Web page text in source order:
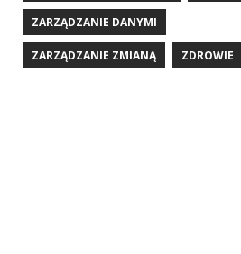
ZARZĄDZANIE DANYMI
ZARZĄDZANIE ZMIANĄ ZDROWIE